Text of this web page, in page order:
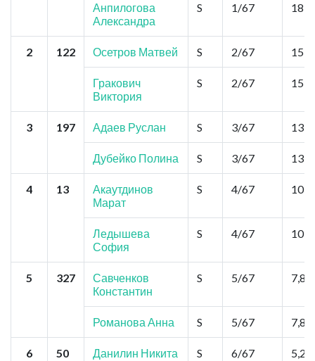
Анпилогова
Александра
S 1/67 18,2
2 122 Осетров Матвей S 2/67 15,6
Гракович
Виктория
S 2/67 15,6
3 197 Адаев Руслан S 3/67 13,0
Дубейко Полина S 3/67 13,0
4 13
Акаутдинов
Марат
S 4/67 10,4
Ледышева
София
S 4/67 10,4
5 327
Савченков
Константин
S 5/67 7,8
Романова Анна S 5/67 7,8
6 50 Данилин Никита S 6/67 5,2